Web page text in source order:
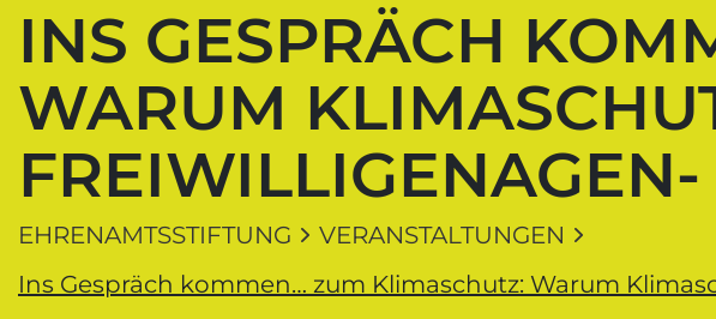
INS GESPRÄCH
WARUM
FREIWILLIGENAGEN-
EHRENAMTSSTIFTUNG
VERANSTALTUNGEN
Ins Gespräch kommen… zum Klimaschutz: Warum